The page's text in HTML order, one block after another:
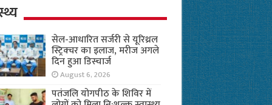
सेल-आधारित सर्जरी से यूरिथ्रल
स्ट्रिक्चर का इलाज, मरीज अगले
दिन हुआ डिस्चार्ज
August 6, 2026
पतंजलि योगपीठ के शिविर में